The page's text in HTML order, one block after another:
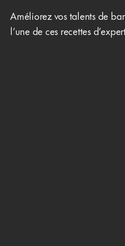
Améliorez vos talents de
l’une de ces recettes